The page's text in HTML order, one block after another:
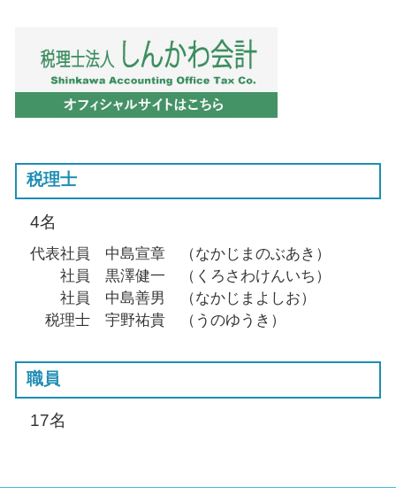
税理士
4名
代表社員 中島宣章 （なかじまのぶあき）
社員 黒澤健一 （くろさわけんいち）
社員 中島善男 （なかじまよしお）
税理士 宇野祐貴 （うのゆうき）
職員
17名